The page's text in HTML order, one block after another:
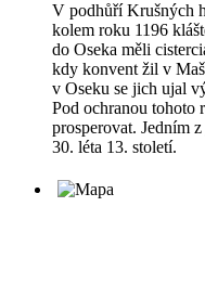
V podhůří Krušných
kolem roku 1196
do Oseka měli
kdy konvent žil v
v Oseku se jich ujal
Pod ochranou tohoto
prosperovat. Jedním
30. léta 13. století.